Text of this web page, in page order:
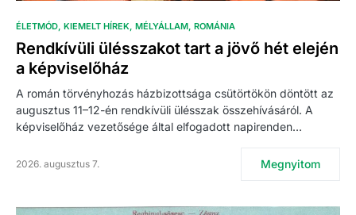
ÉLETMÓD KIEMELT HÍREK MÉLYÁLLAM ROMÁNIA
Rendkívüli ülésszakot tart a jövő hét elején
a képviselőház
A román törvényhozás házbizottsága csütörtökön döntött az
augusztus 11–12-én rendkívüli ülésszak összehívásáról. A
képviselőház vezetősége által elfogadott napirenden…
2026. augusztus 7. Megnyitom